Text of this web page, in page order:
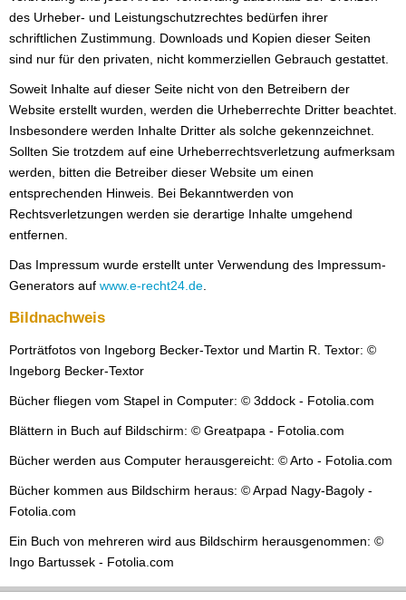
des Urheber- und Leistungschutzrechtes bedürfen ihrer
schriftlichen Zustimmung. Downloads und Kopien dieser Seiten
sind nur für den privaten, nicht kommerziellen Gebrauch gestattet.
Soweit Inhalte auf dieser Seite nicht von den Betreibern der
Website erstellt wurden, werden die Urheberrechte Dritter beachtet.
Insbesondere werden Inhalte Dritter als solche gekennzeichnet.
Sollten Sie trotzdem auf eine Urheberrechtsverletzung aufmerksam
werden, bitten die Betreiber dieser Website um einen
entsprechenden Hinweis. Bei Bekanntwerden von
Rechtsverletzungen werden sie derartige Inhalte umgehend
entfernen.
Das Impressum wurde erstellt unter Verwendung des Impressum-
Generators auf www.e-recht24.de
Bildnachweis
Porträtfotos von Ingeborg Becker-Textor und Martin R. Textor: ©
Ingeborg Becker-Textor
Bücher fliegen vom Stapel in Computer: © 3ddock - Fotolia.com
Blättern in Buch auf Bildschirm: © Greatpapa - Fotolia.com
Bücher werden aus Computer herausgereicht: © Arto - Fotolia.com
Bücher kommen aus Bildschirm heraus: © Arpad Nagy-Bagoly -
Fotolia.com
Ein Buch von mehreren wird aus Bildschirm herausgenommen: ©
Ingo Bartussek - Fotolia.com